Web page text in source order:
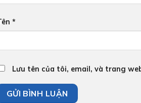
*
Lưu tên của tôi, email, và trang